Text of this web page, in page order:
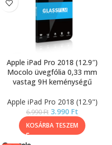
Apple iPad Pro 2018 (12.9″)
Mocolo üvegfólia 0,33 mm
vastag 9H keménységű
Apple iPad Pro 2018 (12.9")
6.990Ft 3.990 Ft
KOSÁRBA TESZEM